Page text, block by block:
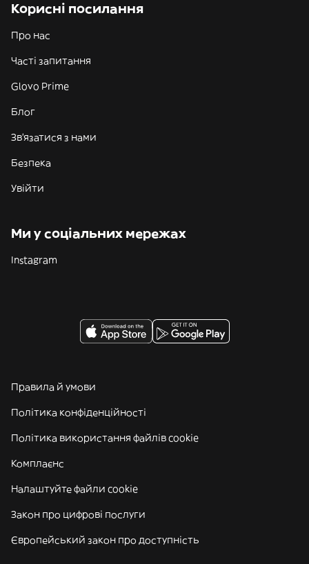
Корисні посилання
Про нас
Часті запитання
Glovo Prime
Блог
Зв'язатися з нами
Безпека
Увійти
Ми у соціальних мережах
Instagram
Правила й умови
Політика конфіденційності
Політика використання файлів cookie
Комплаєнс
Налаштуйте файли cookie
Закон про цифрові послуги
Європейський закон про доступність